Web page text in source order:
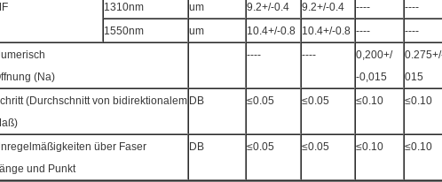
1310nm um 9.2+/-0.4 9.2+/-0.4 ---- ----
1550nm um 10.4+/-0.8 10.4+/-0.8 ---- ----
(Na)
---- ----
0,200+/
-0,015
015
(Durchschnitt von bidirektionalem DB ≤0.05 ≤0.05 ≤0.10 ≤0.10
über Faser
und Punkt
DB ≤0.05 ≤0.05 ≤0.10 ≤0.10